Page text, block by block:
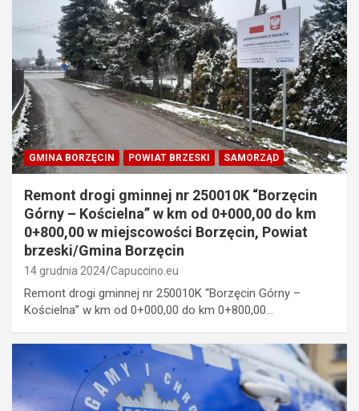
GMINA BORZĘCIN POWIAT BRZESKI SAMORZĄD
Remont drogi gminnej nr 250010K “Borzęcin
Górny – Kościelna” w km od 0+000,00 do km
0+800,00 w miejscowości Borzęcin, Powiat
brzeski/Gmina Borzęcin
14 grudnia 2024 Capuccino.eu
Remont drogi gminnej nr 250010K “Borzęcin Górny –
Kościelna” w km od 0+000,00 do km 0+800,00…